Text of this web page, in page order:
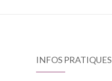
INFOS PRATIQUES